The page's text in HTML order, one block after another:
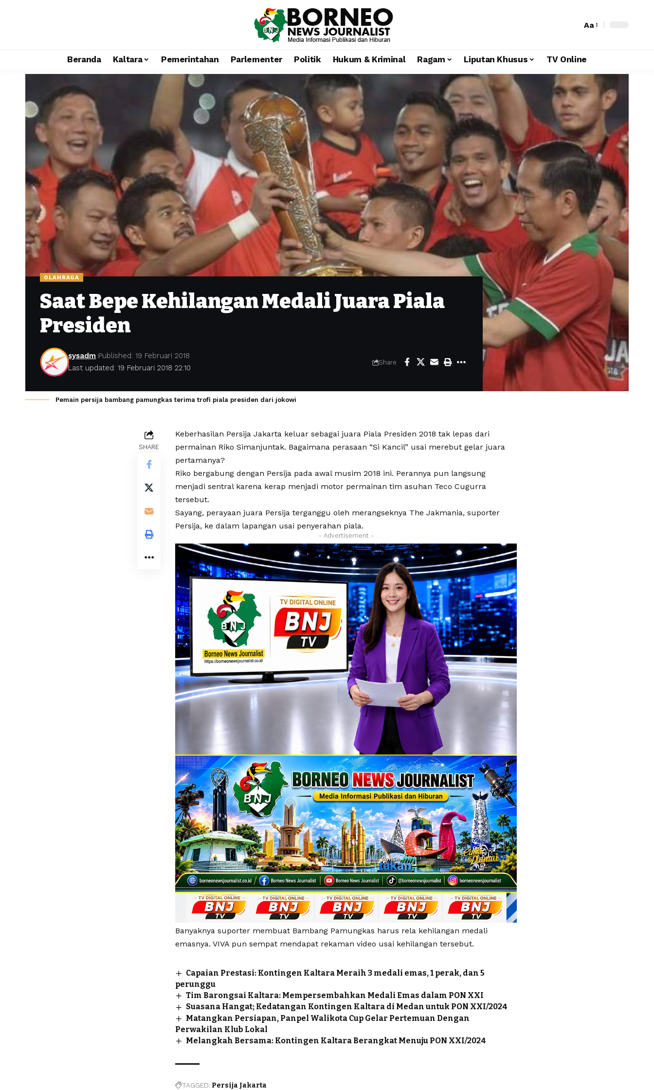
Aa
Beranda Kaltara Pemerintahan Parlementer Politik Hukum & Kriminal Ragam Liputan Khusus TV Online
OLAHRAGA
Saat Bepe Kehilangan Medali Juara Piala
Presiden
Last updated: 19 Februari 2018 22:10
sysadm Published: 19 Februari 2018
Share
Pemain persija bambang pamungkas terima trofi piala presiden dari jokowi
SHARE
Keberhasilan Persija Jakarta keluar sebagai juara Piala Presiden 2018 tak lepas dari
permainan Riko Simanjuntak. Bagaimana perasaan “Si Kancil” usai merebut gelar juara
pertamanya?
Riko bergabung dengan Persija pada awal musim 2018 ini. Perannya pun langsung
menjadi sentral karena kerap menjadi motor permainan tim asuhan Teco Cugurra
tersebut.
Sayang, perayaan juara Persija terganggu oleh merangseknya The Jakmania, suporter
Persija, ke dalam lapangan usai penyerahan piala.
- Advertisement -
Banyaknya suporter membuat Bambang Pamungkas harus rela kehilangan medali
emasnya. VIVA pun sempat mendapat rekaman video usai kehilangan tersebut.
Capaian Prestasi: Kontingen Kaltara Meraih 3 medali emas, 1 perak, dan 5
perunggu
Tim Barongsai Kaltara: Mempersembahkan Medali Emas dalam PON XXI
Suasana Hangat; Kedatangan Kontingen Kaltara di Medan untuk PON XXI/2024
Matangkan Persiapan, Panpel Walikota Cup Gelar Pertemuan Dengan
Perwakilan Klub Lokal
Melangkah Bersama: Kontingen Kaltara Berangkat Menuju PON XXI/2024
TAGGED: Persija Jakarta